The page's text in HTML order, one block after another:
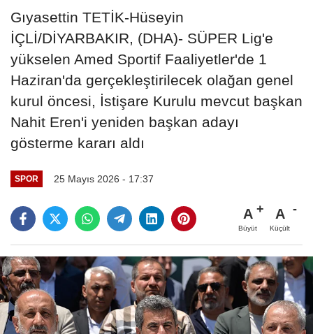
Gıyasettin TETİK-Hüseyin
İÇLİ/DİYARBAKIR, (DHA)- SÜPER Lig'e
yükselen Amed Sportif Faaliyetler'de 1
Haziran'da gerçekleştirilecek olağan genel
kurul öncesi, İstişare Kurulu mevcut başkan
Nahit Eren'i yeniden başkan adayı
gösterme kararı aldı
SPOR 25 Mayıs 2026 - 17:37
A
Büyüt
A
Küçült